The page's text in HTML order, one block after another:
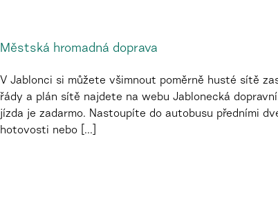
Městská hromadná doprava
V Jablonci si můžete všimnout poměrně husté sítě
řády a plán sítě najdete na webu Jablonecká
jízda je zadarmo. Nastoupíte do autobusu předními
hotovosti nebo [...]